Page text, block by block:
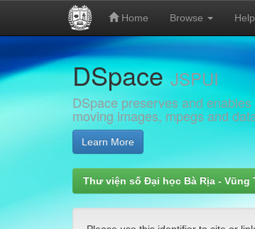
navigation
Home Browse Help
DSpaceJSPUI
DSpace preserves and
moving images, mpegs and
Learn More
Thư viện số Đại học Bà Rịa - Vũng